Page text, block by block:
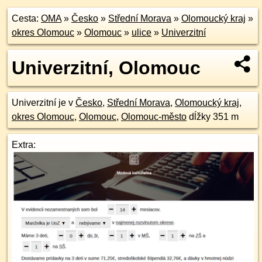
Cesta: OMA» Česko » Střední Morava » Olomoucký kraj »
okres Olomouc » Olomouc » ulice » Univerzitní
Univerzitní, Olomouc
Univerzitní je v Česko, Střední Morava, Olomoucký kraj,
okres Olomouc, Olomouc, Olomouc-město dĺžky 351 m
Extra: